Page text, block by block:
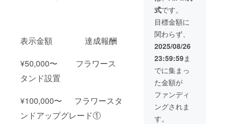
表示金額 達成報酬
¥50,000〜 フラワース
タンド設置
¥100,000〜 フラワースタ
ンドアップグレード①
入をご
希望さ
れるお
名前ま
たは
ニック
ネーム
を必ず
お書き
くださ
い。
筆)のミ
ニのぼ
りを当
日設置
し、ミ
ニのぼ
りは終
了後に
お渡
し、ま
たは郵
送させ
ていた
だきま
式です。
目標金額に
関わらず、
2025/08/26
23:59:59ま
でに集まっ
た金額が
ファンディ
ングされま
す。